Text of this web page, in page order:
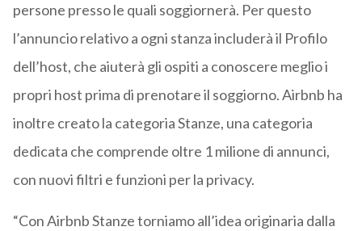
persone presso le quali soggiornerà. Per questo
l’annuncio relativo a ogni stanza includerà il Profilo
dell’host, che aiuterà gli ospiti a conoscere meglio i
propri host prima di prenotare il soggiorno. Airbnb ha
inoltre creato la categoria Stanze, una categoria
dedicata che comprende oltre 1 milione di annunci,
con nuovi filtri e funzioni per la privacy.
“Con Airbnb Stanze torniamo all’idea originaria dalla